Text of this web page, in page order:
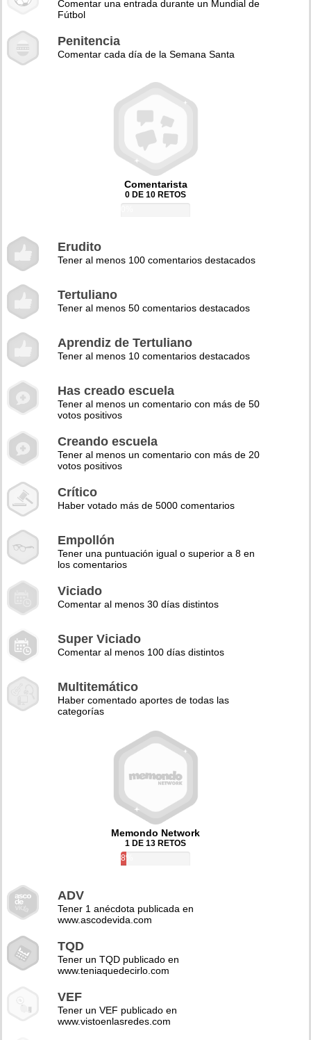
Comentar una entrada durante un Mundial de
Fútbol
Penitencia
Comentar cada día de la Semana Santa
Comentarista
0 DE 10 RETOS
Erudito
Tener al menos 100 comentarios destacados
Tertuliano
Tener al menos 50 comentarios destacados
Aprendiz de Tertuliano
Tener al menos 10 comentarios destacados
Has creado escuela
Tener al menos un comentario con más de 50
votos positivos
Creando escuela
Tener al menos un comentario con más de 20
votos positivos
Crítico
Haber votado más de 5000 comentarios
Empollón
Tener una puntuación igual o superior a 8 en
los comentarios
Viciado
Comentar al menos 30 días distintos
Super Viciado
Comentar al menos 100 días distintos
Multitemático
Haber comentado aportes de todas las
categorías
Memondo Network
1 DE 13 RETOS
8%
ADV
Tener 1 anécdota publicada en
www.ascodevida.com
TQD
Tener un TQD publicado en
www.teniaquedecirlo.com
VEF
Tener un VEF publicado en
www.vistoenlasredes.com